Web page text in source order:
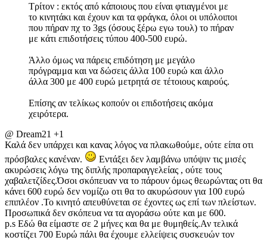
Τρίτον : εκτός από κάποιους που είναι φτιαγμένοι με
το κινητάκι και έχουν και τα φράγκα, όλοι οι υπόλοιποι
που πήραν πχ το 3gs (όσους ξέρω εγω τουλ) το πήραν
με κάτι επιδοτήσεις τύπου 400-500 ευρώ.
Άλλο όμως να πάρεις επιδότηση με μεγάλο
πρόγραμμα και να δώσεις άλλα 100 ευρώ και άλλο
άλλα 300 με 400 ευρώ μετρητά σε τέτοιους καιρούς.
Επίσης αν τελίκως κοπούν οι επιδοτήσεις ακόμα
χειρότερα.
@ Dream21 +1
Καλά δεν υπάρχει και κανας λόγος να πλακωθούμε, ούτε είπα οτι
πρόσβαλες κανέναν.
Εντάξει δεν λαμβάνω υπόψιν τις μισές
ακυρώσεις λόγω της διπλής προπαραγγελείας , ούτε τους
χαβαλετζίδες.Όσοι σκόπευαν να το πάρουν όμως θεωρώντας οτι θα
κάνει 600 ευρώ δεν νομίζω οτι θα το ακυρώσουν για 100 ευρώ
επιπλέον .Το κινητό απευθύνεται σε έχοντες ως επί των πλείστων.
Προσωπικά δεν σκόπευα να τα αγοράσω ούτε και με 600.
p.s Εδώ θα είμαστε σε 2 μήνες και θα με θυμηθείς.Αν τελικά
κοστίζει 700 Ευρώ πάλι θα έχουμε ελλείψεις συσκευών τον